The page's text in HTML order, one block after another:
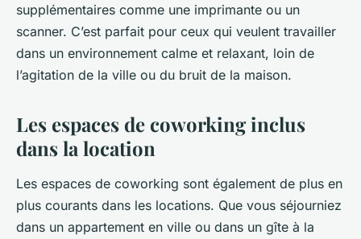
supplémentaires comme une imprimante ou un
scanner. C’est parfait pour ceux qui veulent travailler
dans un environnement calme et relaxant, loin de
l’agitation de la ville ou du bruit de la maison.
Les espaces de coworking inclus
dans la location
Les espaces de coworking sont également de plus en
plus courants dans les locations. Que vous séjourniez
dans un appartement en ville ou dans un gîte à la